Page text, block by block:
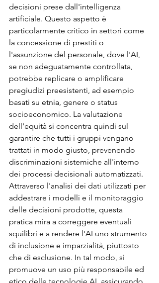
decisioni prese dall'intelligenza
artificiale. Questo aspetto è
particolarmente critico in settori come
la concessione di prestiti o
l'assunzione del personale, dove l'AI,
se non adeguatamente controllata,
potrebbe replicare o amplificare
pregiudizi preesistenti, ad esempio
basati su etnia, genere o status
socioeconomico. La valutazione
dell'equità si concentra quindi sul
garantire che tutti i gruppi vengano
trattati in modo giusto, prevenendo
discriminazioni sistemiche all'interno
dei processi decisionali automatizzati.
Attraverso l'analisi dei dati utilizzati per
addestrare i modelli e il monitoraggio
delle decisioni prodotte, questa
pratica mira a correggere eventuali
squilibri e a rendere l'AI uno strumento
di inclusione e imparzialità, piuttosto
che di esclusione. In tal modo, si
promuove un uso più responsabile ed